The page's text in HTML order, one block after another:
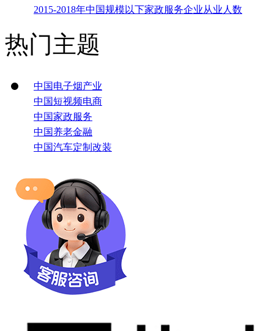
2015-2018年中国规模以下家政服务企业从业人数
热门主题
中国电子烟产业
中国短视频电商
中国家政服务
中国养老金融
中国汽车定制改装